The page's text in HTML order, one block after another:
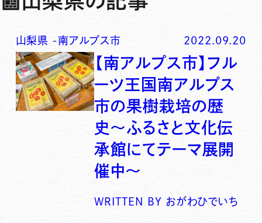
山梨県 -南アルプス市 2022.09.20
【南アルプス市】フル
ーツ王国南アルプス
市の果樹栽培の歴
史〜ふるさと文化伝
承館にてテーマ展開
催中〜
WRITTEN BY おがわひでいち